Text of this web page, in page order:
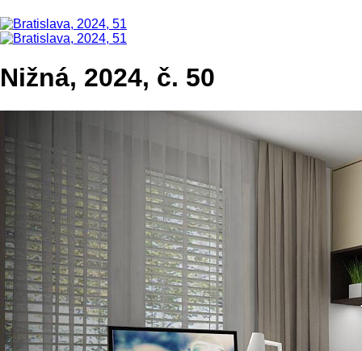
Nižná, 2024, č. 50